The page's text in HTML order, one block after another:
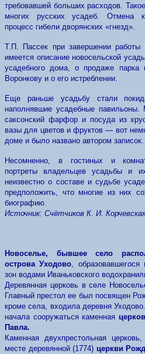
требовавшей больших расходов.
многих русских усадеб. Отмена
процесс гибели дворянских «гнезд».
Т.П. Пассек при завершении работы
имеется описание новосельской
усадебного дома, о продаже парка
Воронкову и о его истреблении.
Еще раньше усадьбу стали
наполнявшие усадебные
саксонский фарфор и посуда из
вазы для цветов и фруктов — вот
доме и было названо автором записок.
Несомненно, в гостиных и
портреты владельцев усадьбы и
неизвестно о составе и судьбе
предположить, что многие из них
биографию.
Источник: Счётчиков К. И.
Новоселье, бывшее село
острова Уходово, образовавшегося
зон водами Иваньковского
Деревянная церковь в селе
Главный престол ее был посвящен
кроме села, входила деревня
начала сооружаться каменная
Павла.
Каменная двухпрестольная
месте деревянной (1774) церкви